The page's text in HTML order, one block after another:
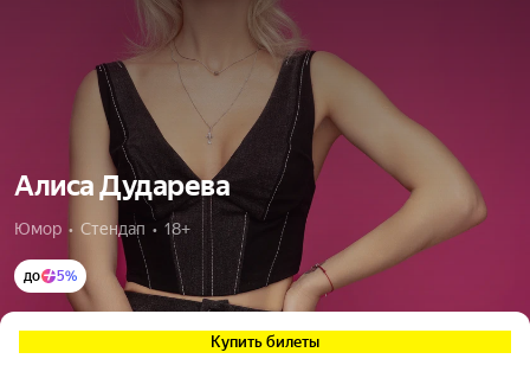
Алиса Дударева
Юмор  •  Стендап  •  18+
до 5%
Купить билеты